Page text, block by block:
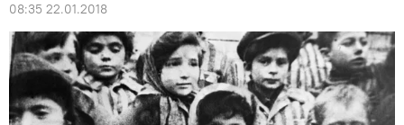
08:35 22.01.2018